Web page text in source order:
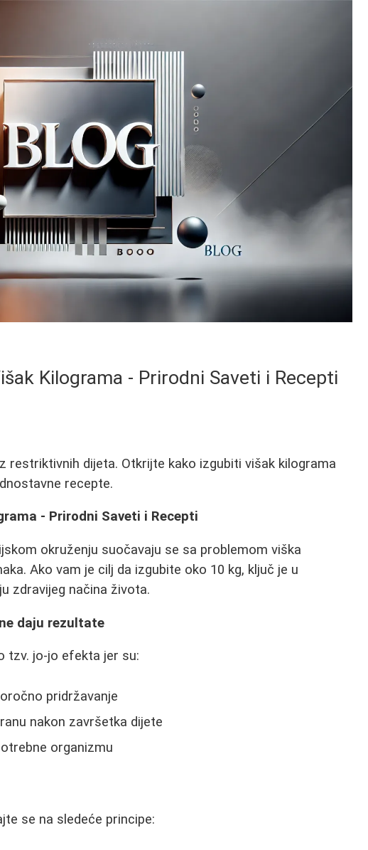
Kilograma - Prirodni Saveti i Recepti
restriktivnih dijeta. Otkrijte kako izgubiti višak kilograma
recepte.
- Prirodni Saveti i Recepti
okruženju suočavaju se sa problemom viška
Ako vam je cilj da izgubite oko 10 kg, ključ je u
zdravijeg načina života.
daju rezultate
tzv. jo-jo efekta jer su:
pridržavanje
nakon završetka dijete
organizmu
se na sledeće principe: